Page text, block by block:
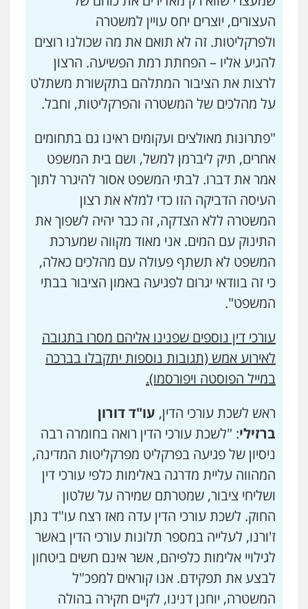
העצורים, יוצרים יחס עויין למשטרה
ולפרקליטות. זה לא תואם את מה שכולנו רוצים
להגיע אליו – הפחתת רמת הפשיעה. הרצון
לרצות את הציבור המתלהם בתקשורת משתלט
על מהלכים של המשטרה והפרקליטות, וחבל.
"פתרונות מאולצים ועקומים ראינו גם בתחומים
אחרים, תיק ליברמן למשל, ושם בית המשפט
אמר את דברו. לבתי המשפט אסור להיגרר לתוך
העיסה הדביקה הזו כדי למלא את רצון
המשטרה ללא הצדקה, זה כבר יהיה לשפוך את
התינוק עם המים. אני מאוד מקווה שמערכת
המשפט לא תשתף פעולה עם מהלכים כאלה,
כי זה בוודאי יגרום לפגיעה באמון הציבור בבתי
המשפט".
עורכי דין נוספים שפנינו אליהם מסרו בתגובה
לאירוע אמש (תגובות נוספות יתקבלו בברכה
במייל הפוסטה ויפורסמו).
ראש לשכת עורכי הדין, עו"ד דורון
ברזילי: "לשכת עורכי הדין רואה בחומרה רבה
ניסיון של פגיעה בפרקליט מפרקליטות המדינה,
המהווה עליית מדרגה באלימות כלפי עורכי דין
ושליחי ציבור, שמטרתם שמירה על שלטון
החוק. לשכת עורכי הדין עדה מאז רצח עו"ד נתן
ז'ורנו, לעלייה במספר תלונות עורכי הדין באשר
לגילויי אלימות כלפיהם, אשר אינם חשים ביטחון
לבצע את תפקידם. אנו קוראים למפכ"ל
המשטרה, יוחנן דנינו, לקיים חקירה בהולה